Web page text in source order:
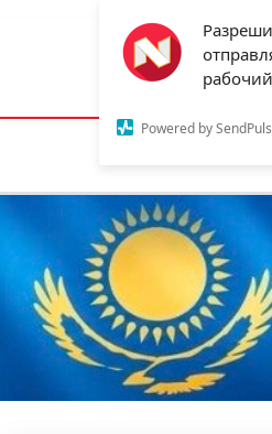
Powered by
Астана: